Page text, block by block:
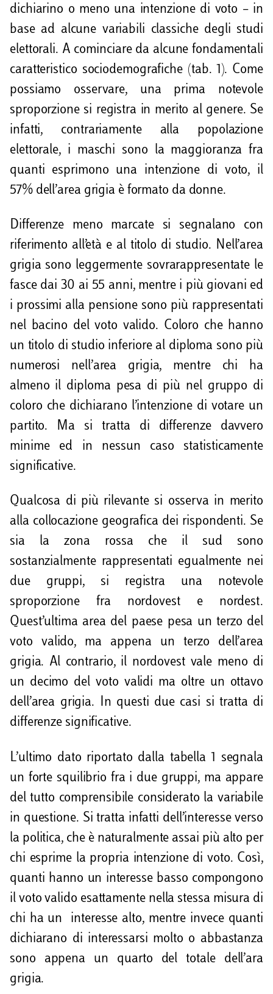
dichiarino o meno una intenzione di voto – in
base ad alcune variabili classiche degli studi
elettorali. A cominciare da alcune fondamentali
caratteristico sociodemografiche (tab. 1). Come
possiamo osservare, una prima notevole
sproporzione si registra in merito al genere. Se
infatti, contrariamente alla popolazione
elettorale, i maschi sono la maggioranza fra
quanti esprimono una intenzione di voto, il
57% dell’area grigia è formato da donne.
Differenze meno marcate si segnalano con
riferimento all’età e al titolo di studio. Nell’area
grigia sono leggermente sovrarappresentate le
fasce dai 30 ai 55 anni, mentre i più giovani ed
i prossimi alla pensione sono più rappresentati
nel bacino del voto valido. Coloro che hanno
un titolo di studio inferiore al diploma sono più
numerosi nell’area grigia, mentre chi ha
almeno il diploma pesa di più nel gruppo di
coloro che dichiarano l’intenzione di votare un
partito. Ma si tratta di differenze davvero
minime ed in nessun caso statisticamente
significative.
Qualcosa di più rilevante si osserva in merito
alla collocazione geografica dei rispondenti. Se
sia la zona rossa che il sud sono
sostanzialmente rappresentati egualmente nei
due gruppi, si registra una notevole
sproporzione fra nordovest e nordest.
Quest’ultima area del paese pesa un terzo del
voto valido, ma appena un terzo dell’area
grigia. Al contrario, il nordovest vale meno di
un decimo del voto validi ma oltre un ottavo
dell’area grigia. In questi due casi si tratta di
differenze significative.
L’ultimo dato riportato dalla tabella 1 segnala
un forte squilibrio fra i due gruppi, ma appare
del tutto comprensibile considerato la variabile
in questione. Si tratta infatti dell’interesse verso
la politica, che è naturalmente assai più alto per
chi esprime la propria intenzione di voto. Così,
quanti hanno un interesse basso compongono
il voto valido esattamente nella stessa misura di
chi ha un interesse alto, mentre invece quanti
dichiarano di interessarsi molto o abbastanza
sono appena un quarto del totale dell’ara
grigia.